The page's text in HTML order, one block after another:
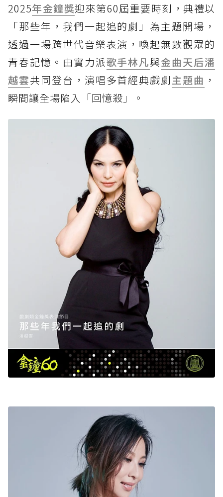
2025年金鐘獎迎來第60屆重要時刻，典禮以
「那些年，我們一起追的劇」為主題開場，
透過一場跨世代音樂表演，喚起無數觀眾的
青春記憶。由實力派歌手林凡與金曲天后潘
越雲共同登台，演唱多首經典戲劇 主題曲 ，
瞬間讓全場陷入「回憶殺」。